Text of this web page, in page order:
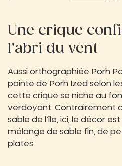
Une crique
l’abri du vent
Aussi orthographiée Porh
pointe de Porh Ized selon
cette crique se niche au
verdoyant. Contrairement
sable de l’île, ici, le décor
mélange de sable fin, de
plates.